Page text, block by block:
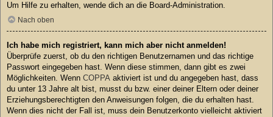
Um Hilfe zu erhalten, wende dich an die Board-Administration.
Nach oben
Ich habe mich registriert, kann mich aber nicht anmelden!
Überprüfe zuerst, ob du den richtigen Benutzernamen und das richtige
Passwort eingegeben hast. Wenn diese stimmen, dann gibt es zwei
Möglichkeiten. Wenn COPPA aktiviert ist und du angegeben hast, dass
du unter 13 Jahre alt bist, musst du bzw. einer deiner Eltern oder deiner
Erziehungsberechtigten den Anweisungen folgen, die du erhalten hast.
Wenn dies nicht der Fall ist, muss dein Benutzerkonto vielleicht aktiviert